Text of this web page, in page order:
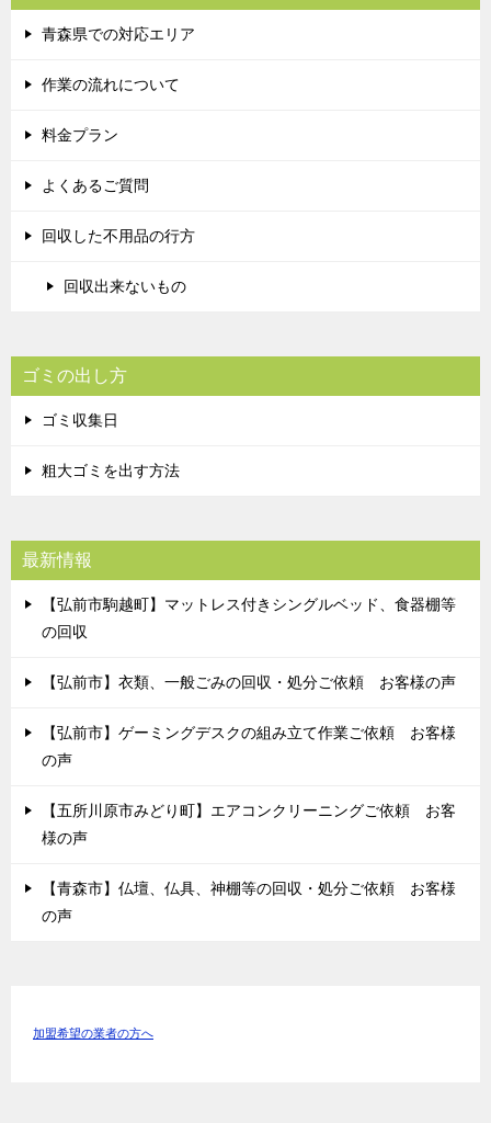
青森県での対応エリア
作業の流れについて
料金プラン
よくあるご質問
回収した不用品の行方
回収出来ないもの
ゴミの出し方
ゴミ収集日
粗大ゴミを出す方法
最新情報
【弘前市駒越町】マットレス付きシングルベッド、食器棚等
の回収
【弘前市】衣類、一般ごみの回収・処分ご依頼 お客様の声
【弘前市】ゲーミングデスクの組み立て作業ご依頼 お客様
の声
【五所川原市みどり町】エアコンクリーニングご依頼 お客
様の声
【青森市】仏壇、仏具、神棚等の回収・処分ご依頼 お客様
の声
加盟希望の業者の方へ